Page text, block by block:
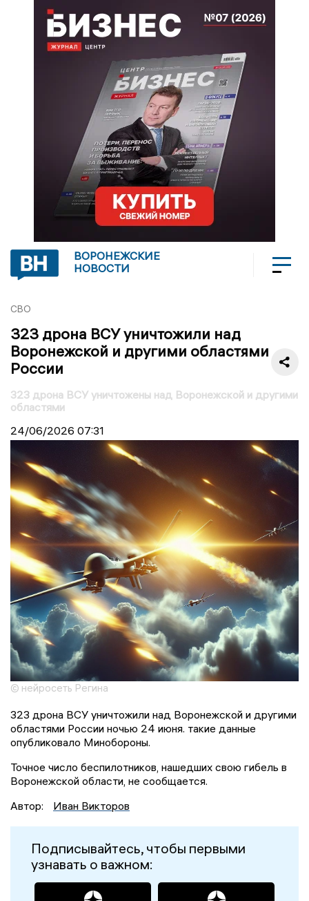
ВОРОНЕЖСКИЕ
НОВОСТИ
СВО
323 дрона ВСУ уничтожили над
Воронежской и другими областями
России
323 дрона ВСУ уничтожены над Воронежской и другими
областями
24/06/2026 07:31
© нейросеть Регина
323 дрона ВСУ уничтожили над Воронежской и другими
областями России ночью 24 июня. такие данные
опубликовало Минобороны.
Точное число беспилотников, нашедших свою гибель в
Воронежской области, не сообщается.
Автор:
Иван Викторов
Подписывайтесь, чтобы первыми
узнавать о важном: